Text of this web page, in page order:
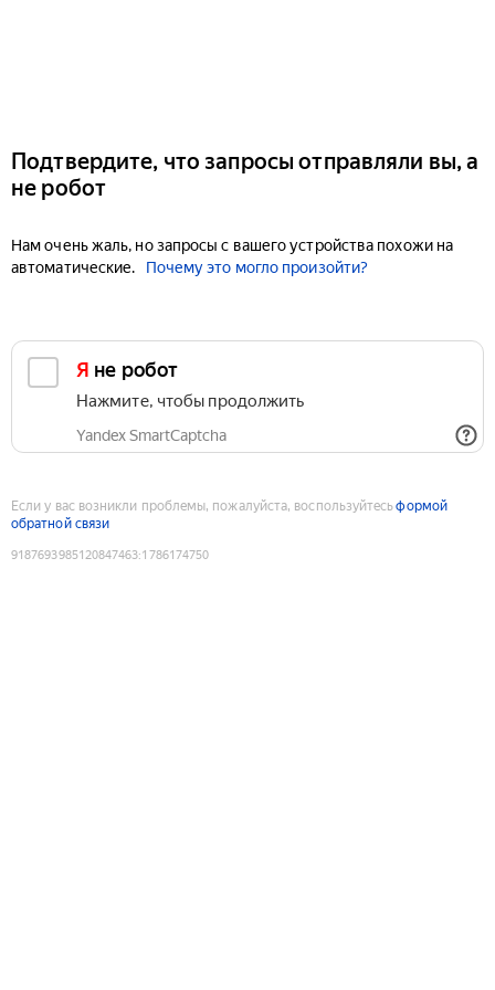
Подтвердите, что запросы отправляли вы, а
не робот
Нам очень жаль, но запросы с вашего устройства похожи на
автоматические.
Почему это могло произойти?
Я не робот
Нажмите, чтобы продолжить
Yandex SmartCaptcha
Если у вас возникли проблемы, пожалуйста, воспользуйтесьформой
обратной связи
9187693985120847463:1786174750